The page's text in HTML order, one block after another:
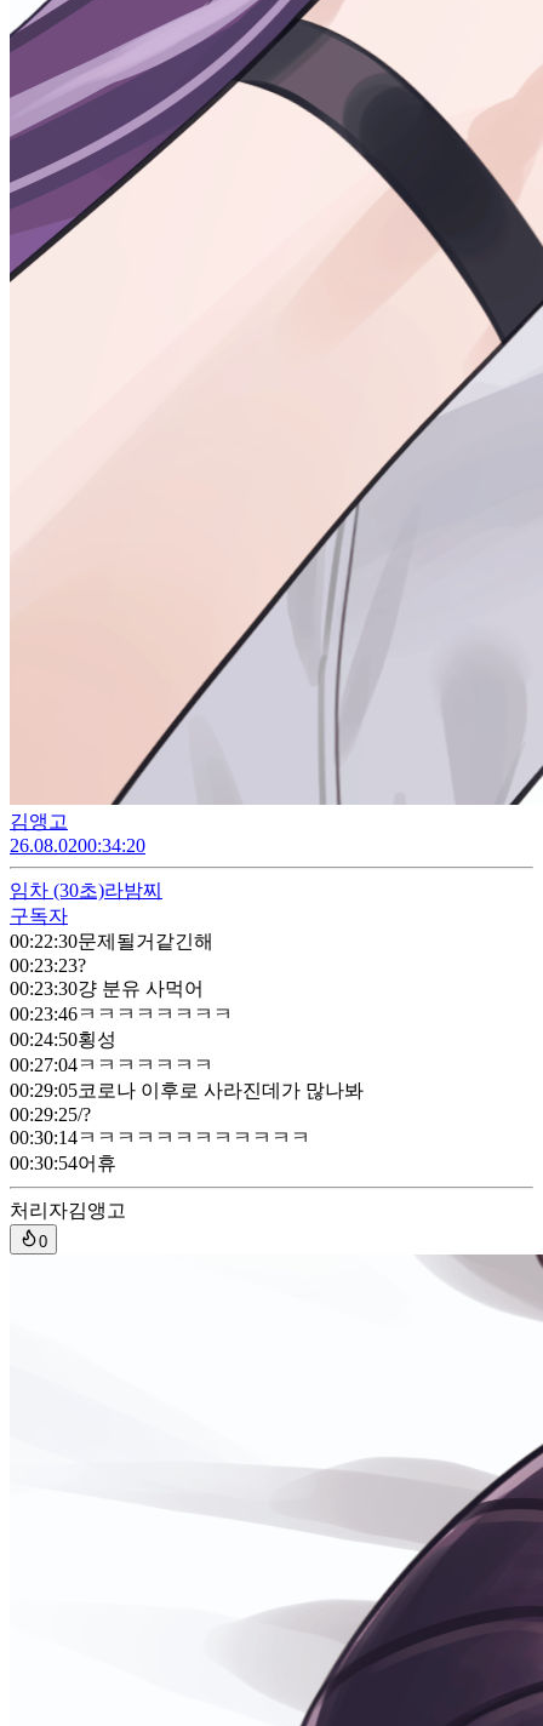
김앵고
26.08.0200:34:20
임차 (30초)라밤찌
구독자
00:22:30문제될거같긴해
00:23:23?
00:23:30걍 분유 사먹어
00:23:46ㅋㅋㅋㅋㅋㅋㅋㅋ
00:24:50횡성
00:27:04ㅋㅋㅋㅋㅋㅋㅋ
00:29:05코로나 이후로 사라진데가 많나봐
00:29:25/?
00:30:14ㅋㅋㅋㅋㅋㅋㅋㅋㅋㅋㅋㅋ
00:30:54어휴
처리자김앵고
0